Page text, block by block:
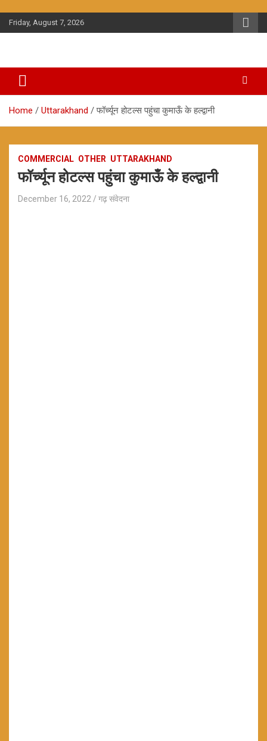
content
Friday, August 7, 2026
Home Uttarakhand फॉर्च्यून होटल्स पहुंचा कुमाऊँ के हल्द्वानी
COMMERCIAL OTHER UTTARAKHAND
फॉर्च्यून होटल्स पहुंचा कुमाऊँ के हल्द्वानी
December 16, 2022 गढ़ संवेदना